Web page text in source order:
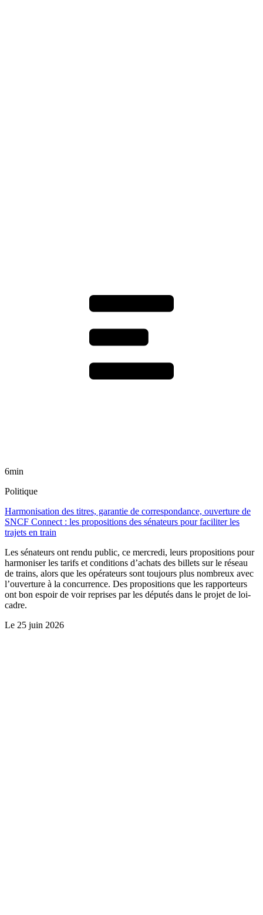
6min
Politique
Harmonisation des titres, garantie de correspondance, ouverture de
SNCF Connect : les propositions des sénateurs pour faciliter les
trajets en train
Les sénateurs ont rendu public, ce mercredi, leurs propositions pour
harmoniser les tarifs et conditions d’achats des billets sur le réseau
de trains, alors que les opérateurs sont toujours plus nombreux avec
l’ouverture à la concurrence. Des propositions que les rapporteurs
ont bon espoir de voir reprises par les députés dans le projet de loi-
cadre.
Le 25 juin 2026